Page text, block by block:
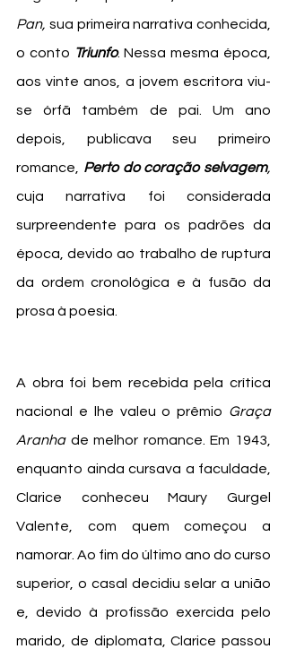
Pan, sua primeira narrativa conhecida,
o conto Triunfo. Nessa mesma época,
aos vinte anos, a jovem escritora viu-
se órfã também de pai. Um ano
depois, publicava seu primeiro
romance, Perto do coração selvagem,
cuja narrativa foi considerada
surpreendente para os padrões da
época, devido ao trabalho de ruptura
da ordem cronológica e à fusão da
prosa à poesia.
A obra foi bem recebida pela crítica
nacional e lhe valeu o prêmio Graça
Aranha de melhor romance. Em 1943,
enquanto ainda cursava a faculdade,
Clarice conheceu Maury Gurgel
Valente, com quem começou a
namorar. Ao fim do último ano do curso
superior, o casal decidiu selar a união
e, devido à profissão exercida pelo
marido, de diplomata, Clarice passou